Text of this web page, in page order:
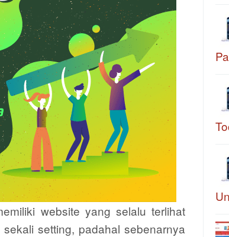
website yang selalu terlihat
setting, padahal sebenarnya